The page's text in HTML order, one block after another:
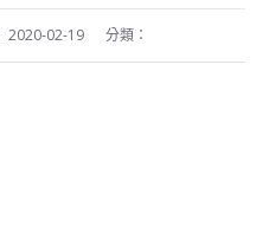
2020-02-19 分類：